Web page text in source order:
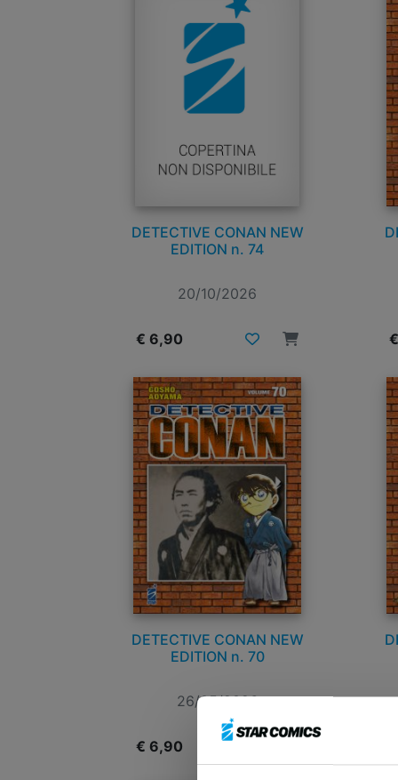
DETECTIVE CONAN NEW
EDITION n. 74
20/10/2026
€ 6,90
DETECTIVE CONAN NEW
EDITION n. 70
26/05/2026
€ 6,90